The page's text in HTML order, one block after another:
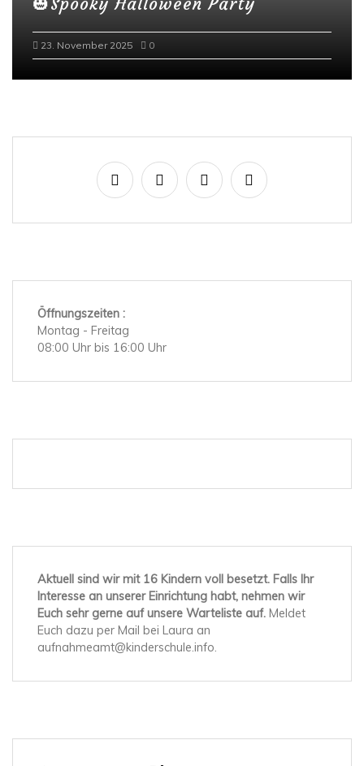
23. November 2025 0
Öffnungszeiten :
Montag - Freitag
08:00 Uhr bis 16:00 Uhr
Aktuell sind wir mit 16 Kindern voll besetzt. Falls Ihr
Interesse an unserer Einrichtung habt, nehmen wir
Euch sehr gerne auf unsere Warteliste auf. Meldet
Euch dazu per Mail bei Laura an
aufnahmeamt@kinderschule.info.